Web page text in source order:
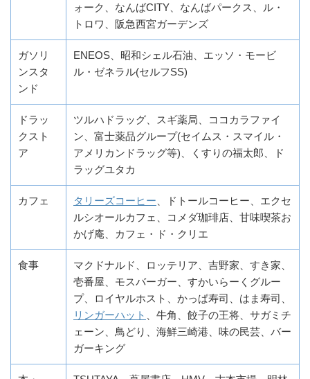
ォーク、なんばCITY、なんばパークス、ル・
トロワ、阪急西宮ガーデンズ
ガソリ
ンスタ
ンド
ENEOS、昭和シェル石油、エッソ・モービ
ル・ゼネラル(セルフSS)
ドラッ
クスト
ア
ツルハドラッグ、スギ薬局、ココカラファイ
ン、富士薬品グループ(セイムス・スマイル・
アメリカンドラッグ等)、くすりの福太郎、ド
ラッグユタカ
カフェ タリーズコーヒー 、ドトールコーヒー、エクセ
ルシオールカフェ、コメダ珈琲店、甘味喫茶お
かげ庵、カフェ・ド・クリエ
食事
マクドナルド、ロッテリア、吉野家、すき家、
壱番屋、モスバーガー、すかいらーくグルー
プ、ロイヤルホスト、かっぱ寿司、はま寿司、
リンガーハット
、牛角、餃子の王将、サガミチ
ェーン、鳥どり、海鮮三崎港、味の民芸、バー
ガーキング